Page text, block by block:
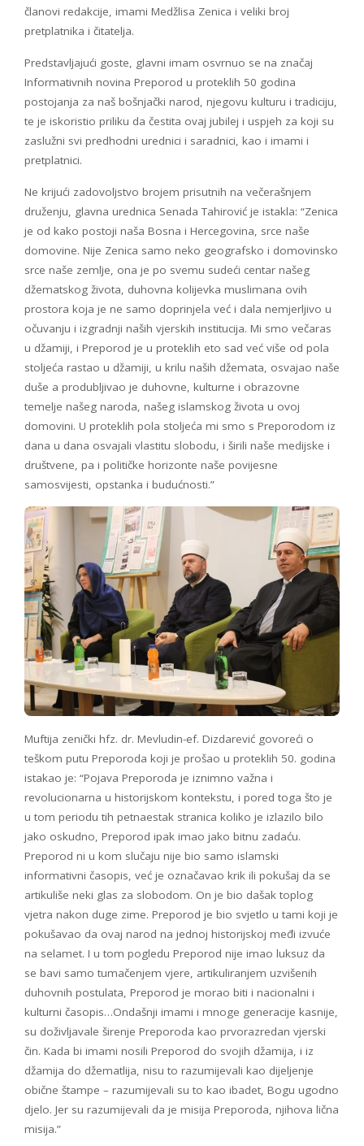
članovi redakcije, imami Medžlisa Zenica i veliki broj
pretplatnika i čitatelja.
Predstavljajući goste, glavni imam osvrnuo se na značaj
Informativnih novina Preporod u proteklih 50 godina
postojanja za naš bošnjački narod, njegovu kulturu i tradiciju,
te je iskoristio priliku da čestita ovaj jubilej i uspjeh za koji su
zaslužni svi predhodni urednici i saradnici, kao i imami i
pretplatnici.
Ne krijući zadovoljstvo brojem prisutnih na večerašnjem
druženju, glavna urednica Senada Tahirović je istakla: “Zenica
je od kako postoji naša Bosna i Hercegovina, srce naše
domovine. Nije Zenica samo neko geografsko i domovinsko
srce naše zemlje, ona je po svemu sudeći centar našeg
džematskog života, duhovna kolijevka muslimana ovih
prostora koja je ne samo doprinjela već i dala nemjerljivo u
očuvanju i izgradnji naših vjerskih institucija. Mi smo večaras
u džamiji, i Preporod je u proteklih eto sad već više od pola
stoljeća rastao u džamiji, u krilu naših džemata, osvajao naše
duše a produbljivao je duhovne, kulturne i obrazovne
temelje našeg naroda, našeg islamskog života u ovoj
domovini. U proteklih pola stoljeća mi smo s Preporodom iz
dana u dana osvajali vlastitu slobodu, i širili naše medijske i
društvene, pa i političke horizonte naše povijesne
samosvijesti, opstanka i budućnosti.”
Muftija zenički hfz. dr. Mevludin-ef. Dizdarević govoreći o
teškom putu Preporoda koji je prošao u proteklih 50. godina
istakao je: “Pojava Preporoda je iznimno važna i
revolucionarna u historijskom kontekstu, i pored toga što je
u tom periodu tih petnaestak stranica koliko je izlazilo bilo
jako oskudno, Preporod ipak imao jako bitnu zadaću.
Preporod ni u kom slučaju nije bio samo islamski
informativni časopis, već je označavao krik ili pokušaj da se
artikuliše neki glas za slobodom. On je bio dašak toplog
vjetra nakon duge zime. Preporod je bio svjetlo u tami koji je
pokušavao da ovaj narod na jednoj historijskoj međi izvuće
na selamet. I u tom pogledu Preporod nije imao luksuz da
se bavi samo tumačenjem vjere, artikuliranjem uzvišenih
duhovnih postulata, Preporod je morao biti i nacionalni i
kulturni časopis…Ondašnji imami i mnoge generacije kasnije,
su doživljavale širenje Preporoda kao prvorazredan vjerski
čin. Kada bi imami nosili Preporod do svojih džamija, i iz
džamija do džematlija, nisu to razumijevali kao dijeljenje
obične štampe – razumijevali su to kao ibadet, Bogu ugodno
djelo. Jer su razumijevali da je misija Preporoda, njihova lična
misija.”